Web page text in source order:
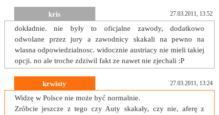
kris 27.03.2011, 13:52
dokładnie. nie były to oficjalne zawody, dodatkowo
odwolane przez jury a zawodnicy skakali na pewno na
wlasna odpowiedzialnosc. widocznie austriacy nie mieli takiej
opcji. no ale troche zdziwil fakt ze nawet nie zjechali :P
krwisty 27.03.2011, 13:24
Widzę w Polsce nie może być normalnie.
Zróbcie jeszcze z tego czy Auty skakały, czy nie, aferę z